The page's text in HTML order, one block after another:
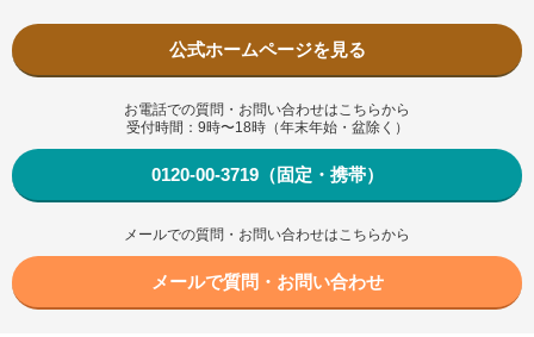
公式ホームページを見る
お電話での質問・お問い合わせはこちらから
受付時間：9時〜18時（年末年始・盆除く）
0120-00-3719（固定・携帯）
メールでの質問・お問い合わせはこちらから
メールで質問・お問い合わせ